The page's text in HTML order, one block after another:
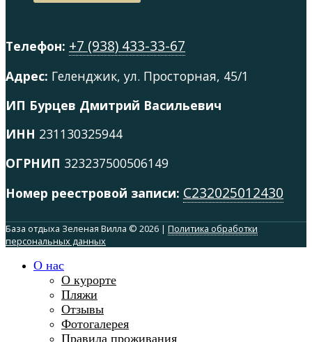
Телефон: +7 (938) 433-33-67
Адрес: Геленджик, ул. Просторная, 45/1
ИП Бурцев Дмитрий Васильевич
ИНН 231130325944
ОГРНИП 323237500506149
Номер реестровой записи: С232025012430
База отдыха Зеленая Вилла © 2026 | Политика обработки
персональных данных
О нас
О курорте
Пляжи
Отзывы
Фотогалерея
Правила проживания